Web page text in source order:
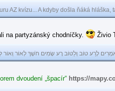
AZ kvízu... A kdyby došla ňáká
na partyzánský chodníčky. Živio
לָרַע טוֹב וְלַטּוֹב רָע שָׂמִים חֹשֶׁךְ לְאוֹר וְאוֹר
dvoudení „špacír“ https://